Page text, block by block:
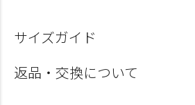
サイズガイド
返品・交換について